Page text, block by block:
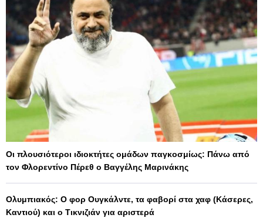
Οι πλουσιότεροι ιδιοκτήτες ομάδων παγκοσμίως: Πάνω από
τον Φλορεντίνο Πέρεθ ο Βαγγέλης Μαρινάκης
Ολυμπιακός: Ο φορ Ουγκάλντε, τα φαβορί στα χαφ (Κάσερες,
Καντιού) και ο Τικνιζιάν για αριστερά